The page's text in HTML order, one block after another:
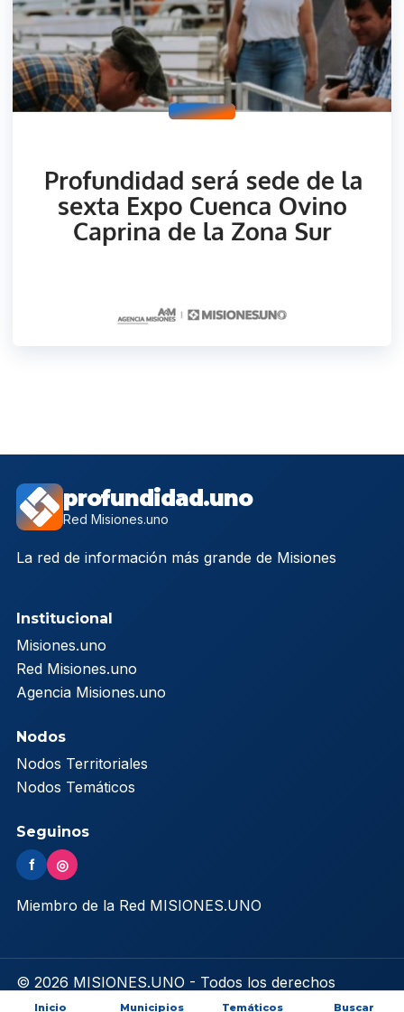
profundidad.uno
Red Misiones.uno
La red de información más grande de Misiones
Institucional
Misiones.uno
Red Misiones.uno
Agencia Misiones.uno
Nodos
Nodos Territoriales
Nodos Temáticos
Seguinos
f ◎
Miembro de la Red MISIONES.UNO
© 2026 MISIONES.UNO - Todos los derechos
reservados
Inicio Municipios Temáticos Buscar